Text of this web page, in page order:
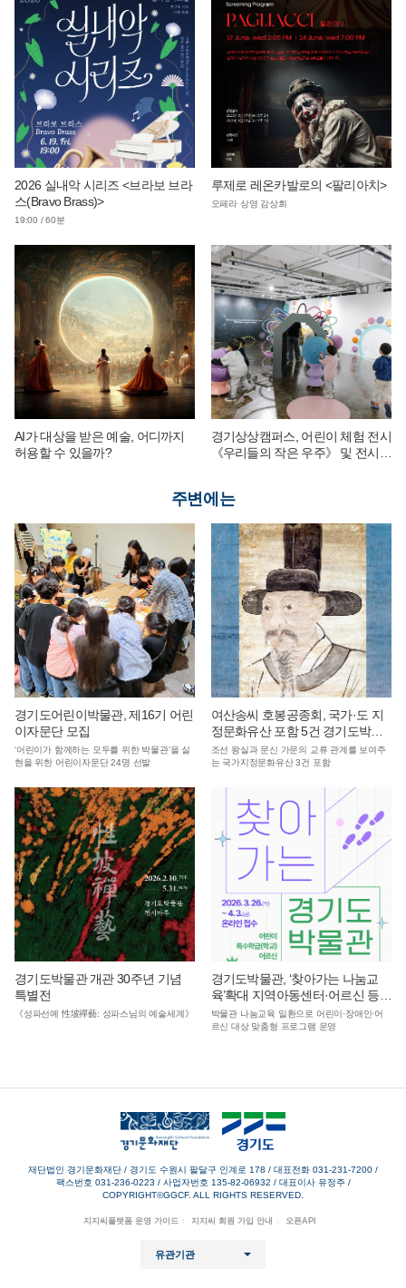
2026 실내악 시리즈 <브라보 브라
스(Bravo Brass)>
19:00 / 60분
루제로 레온카발로의 <팔리아치>
오페라 상영 감상회
AI가 대상을 받은 예술, 어디까지
허용할 수 있을까?
경기상상캠퍼스, 어린이 체험 전시
《우리들의 작은 우주》 및 전시
주변에는
경기도어린이박물관, 제16기 어린
이자문단 모집
‘어린이가 함께하는 모두를 위한 박물관’을 실
현을 위한 어린이자문단 24명 선발
여산송씨 호봉공종회, 국가·도 지
정문화유산 포함 5건 경기도박물
관에 기증
조선 왕실과 문신 가문의 교류 관계를 보여주
는 국가지정문화유산 3건 포함
경기도박물관 개관 30주년 기념
특별전
《성파선예 性坡禪藝: 성파스님의 예술세계》
경기도박물관, ‘찾아가는 나눔교
육’확대 지역아동센터·어르신 등
수혜층 넓힌다
박물관 나눔교육 일환으로 어린이·장애인·어
르신 대상 맞춤형 프로그램 운영
재단법인 경기문화재단 / 경기도 수원시 팔달구 인계로 178 / 대표전화 031-231-7200 /
팩스번호 031-236-0223 / 사업자번호 135-82-06932 / 대표이사 유정주/
COPYRIGHT©GGCF. ALL RIGHTS RESERVED.
지지씨플랫폼 운영 가이드 지지씨 회원 가입 안내 오픈API